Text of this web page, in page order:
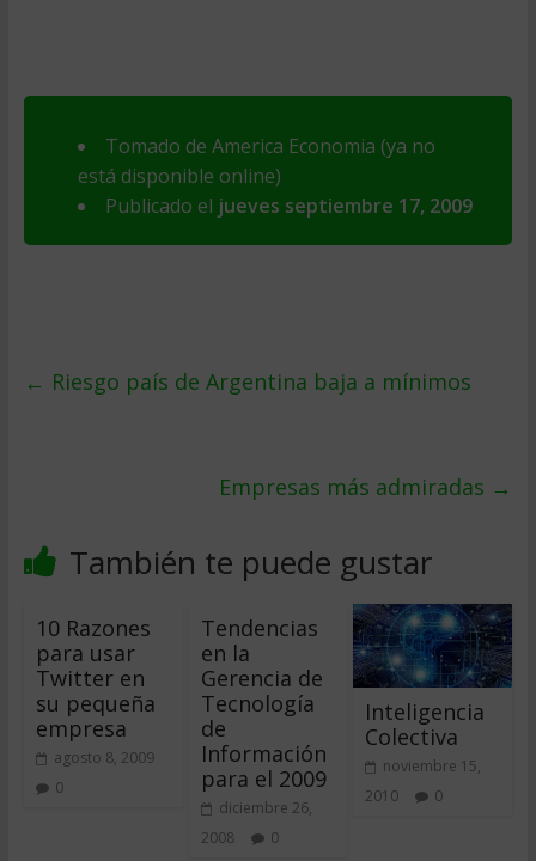
Tomado de America Economia (ya no
está disponible online)
Publicado el jueves septiembre 17, 2009
← Riesgo país de Argentina baja a mínimos
Empresas más admiradas →
También te puede gustar
10 Razones
para usar
Twitter en
su pequeña
empresa
agosto 8, 2009
0
Tendencias
en la
Gerencia de
Tecnología
de
Información
para el 2009
diciembre 26,
2008
0
Inteligencia
Colectiva
noviembre 15,
2010
0